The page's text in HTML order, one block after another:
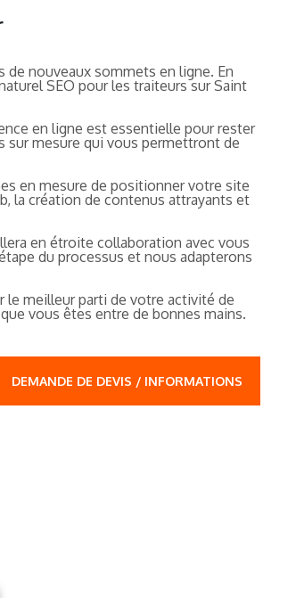
nouveaux sommets en ligne. En
SEO pour les traiteurs sur Saint
en ligne est essentielle pour rester
mesure qui vous permettront de
en mesure de positionner votre site
la création de contenus attrayants et
en étroite collaboration avec vous
du processus et nous adapterons
le meilleur parti de votre activité de
vous êtes entre de bonnes mains.
DEMANDE DE DEVIS / INFORMATIONS